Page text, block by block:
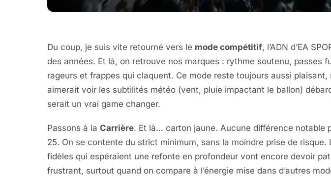
Du coup, je suis vite retourné vers le mode compétitif, l’ADN d’EA
des années. Et là, on retrouve nos marques : rythme soutenu, passes
rageurs et frappes qui claquent. Ce mode reste toujours aussi plaisant,
aimerait voir les subtilités météo (vent, pluie impactant le ballon)
serait un vrai game changer.
Passons à la Carrière. Et là… carton jaune. Aucune différence notable
25. On se contente du strict minimum, sans la moindre prise de risque.
fidèles qui espéraient une refonte en profondeur vont encore devoir
frustrant, surtout quand on compare à l’énergie mise dans d’autres